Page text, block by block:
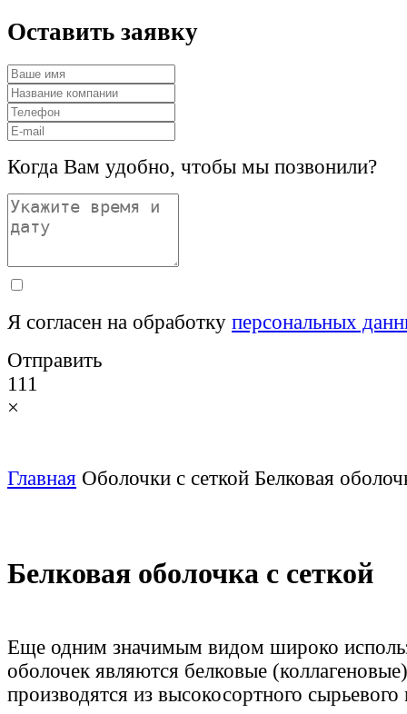
Оставить заявку
Когда Вам удобно, чтобы мы позвонили?
Я согласен на обработку персональных
Отправить
111
×
Главная Оболочки с сеткой Белковая
Белковая оболочка с сеткой
Еще одним значимым видом широко
оболочек являются белковые
производятся из высокосортного сырьевого